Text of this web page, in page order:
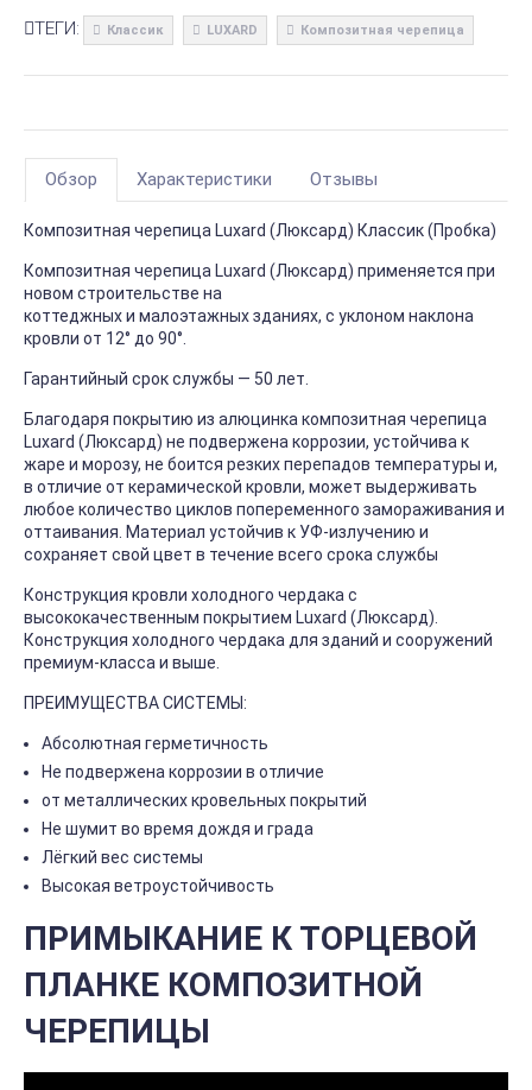
ТЕГИ: Классик LUXARD Композитная черепица
Обзор Характеристики Отзывы
Композитная черепица Luxard (Люксард) Классик (Пробка)
Композитная черепица Luxard (Люксард) применяется при
новом строительстве на
коттеджных и малоэтажных зданиях, с уклоном наклона
кровли от 12° до 90°.
Гарантийный срок службы — 50 лет.
Благодаря покрытию из алюцинка композитная черепица
Luxard (Люксард) не подвержена коррозии, устойчива к
жаре и морозу, не боится резких перепадов температуры и,
в отличие от керамической кровли, может выдерживать
любое количество циклов попеременного замораживания и
оттаивания. Материал устойчив к УФ-излучению и
сохраняет свой цвет в течение всего срока службы
Конструкция кровли холодного чердака с
высококачественным покрытием Luxard (Люксард).
Конструкция холодного чердака для зданий и сооружений
премиум-класса и выше.
ПРЕИМУЩЕСТВА СИСТЕМЫ:
Абсолютная герметичность
Не подвержена коррозии в отличие
от металлических кровельных покрытий
Не шумит во время дождя и града
Лёгкий вес системы
Высокая ветроустойчивость
ПРИМЫКАНИЕ К ТОРЦЕВОЙ
ПЛАНКЕ КОМПОЗИТНОЙ
ЧЕРЕПИЦЫ